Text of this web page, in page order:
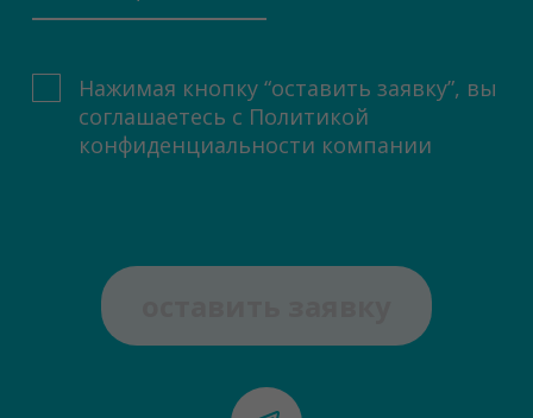
Нажимая кнопку “оставить заявку”, вы
соглашаетесь с Политикой
конфиденциальности компании